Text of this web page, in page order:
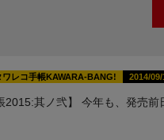
ワレコ手帳KAWARA-BANG! 2014/09/
2015:其ノ弐】 今年も、発売